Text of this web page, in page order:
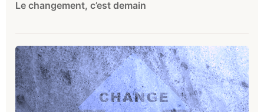
Le changement, c’est demain